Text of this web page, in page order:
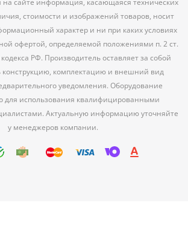
на сайте информация, касающаяся технических
стоимости и изображений товаров, носит
характер и ни при каких условиях
офертой, определяемой положениями п. 2 ст.
РФ. Производитель оставляет за собой
конструкцию, комплектацию и внешний вид
уведомления. Оборудование
для использования квалифицированными
Актуальную информацию уточняйте
у менеджеров компании.